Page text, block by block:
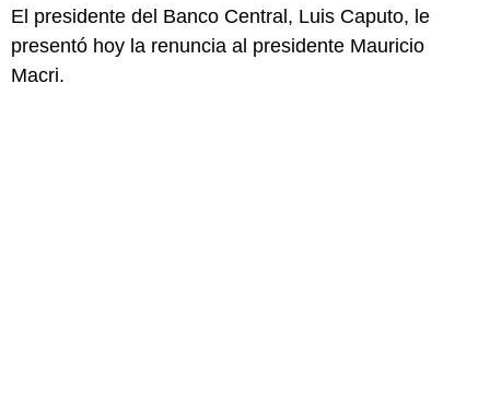
El presidente del Banco Central, Luis Caputo, le
presentó hoy la renuncia al presidente Mauricio
Macri.